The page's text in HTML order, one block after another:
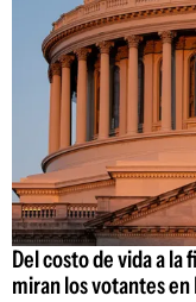
Del costo de vida a
miran los votantes en